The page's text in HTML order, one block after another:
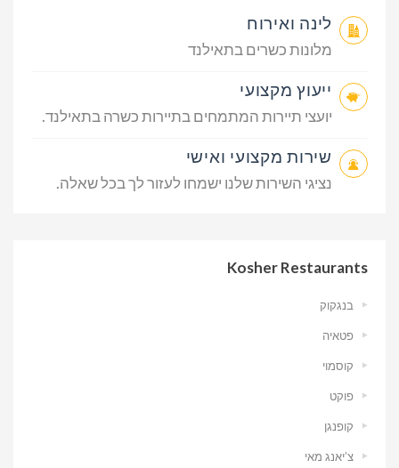
לינה ואירוח
מלונות כשרים בתאילנד
ייעוץ מקצועי
יועצי תיירות המתמחים בתיירות כשרה בתאילנד.
שירות מקצועי ואישי
נציגי השירות שלנו ישמחו לעזור לך בכל שאלה.
Kosher Restaurants
בנגקוק
פטאיה
קוסמוי
פוקט
קופנגן
צ’יאנג מאי